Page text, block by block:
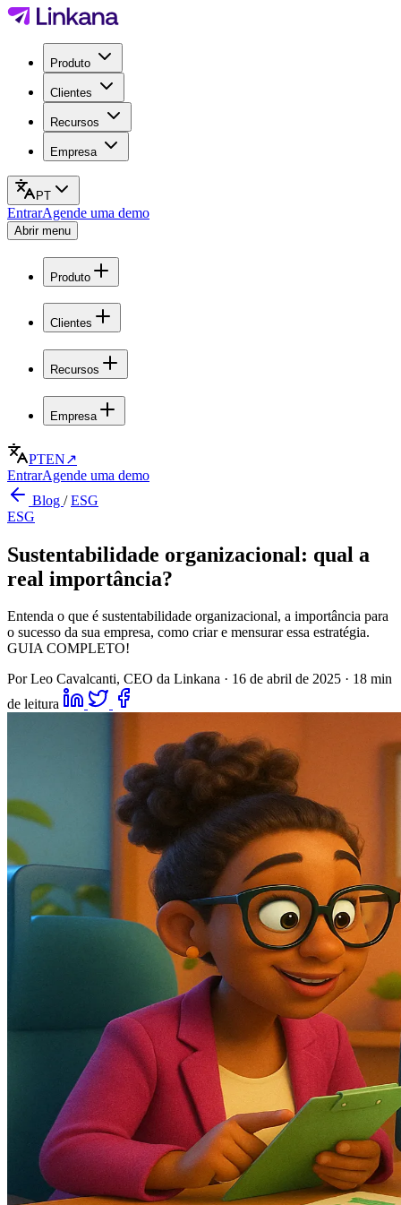
Produto
Clientes
Recursos
Empresa
PT
EntrarAgende uma demo
Abrir menu
Produto
Clientes
Recursos
Empresa
PTEN↗
EntrarAgende uma demo
Blog /ESG
ESG
Sustentabilidade organizacional: qual a
real importância?
Entenda o que é sustentabilidade organizacional, a importância para
o sucesso da sua empresa, como criar e mensurar essa estratégia.
GUIA COMPLETO!
Por Leo Cavalcanti, CEO da Linkana · 16 de abril de 2025 · 18 min
de leitura